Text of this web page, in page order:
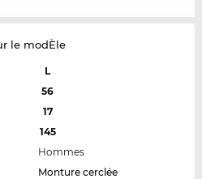
le modÈle
L
56
17
145
Hommes
Monture cerclée